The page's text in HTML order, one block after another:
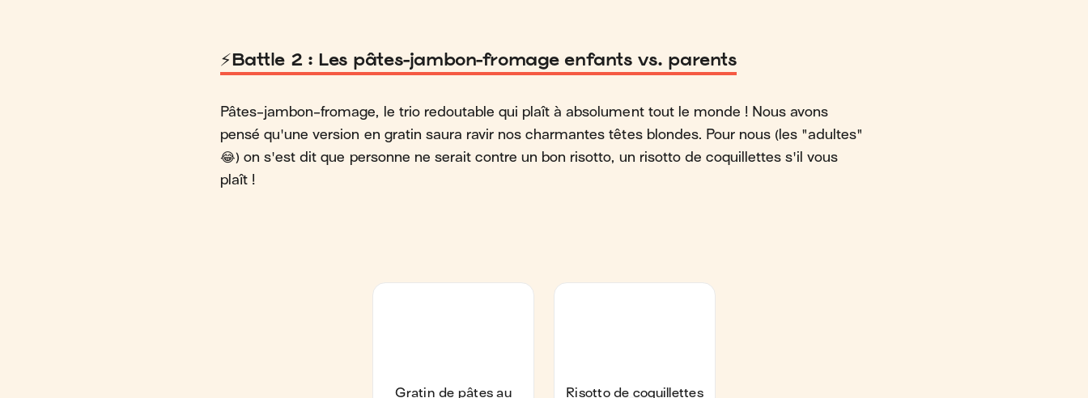
⚡️Battle 2 : Les pâtes-jambon-fromage enfants vs. parents
Pâtes-jambon-fromage, le trio redoutable qui plaît à absolument tout le monde ! Nous avons
pensé qu'une version en gratin saura ravir nos charmantes têtes blondes. Pour nous (les "adultes"
😂) on s'est dit que personne ne serait contre un bon risotto, un risotto de coquillettes s'il vous
plaît !